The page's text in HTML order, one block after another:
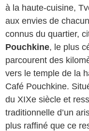
à la haute-cuisine,
aux envies de
connus du quartier,
Pouchkine, le plus
parcourent des
vers le temple de la
Café Pouchkine.
du XIXe siècle et
traditionnelle d’un
plus raffiné que ce